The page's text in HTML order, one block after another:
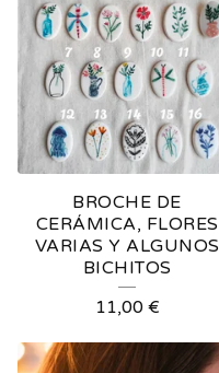
BROCHE DE
CERÁMICA, FLORES
VARIAS Y ALGUNOS
BICHITOS
11,00 €